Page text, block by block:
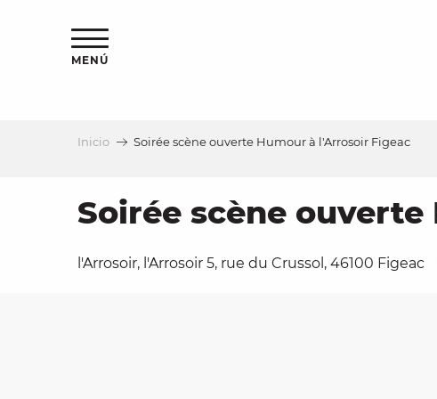
MENÚ
Inicio Soirée scène ouverte Humour à l'Arrosoir Figeac
Soirée scène
l'Arrosoir, l'Arrosoir 5, rue du Crussol, 46100 Figeac